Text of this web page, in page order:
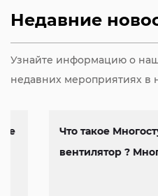
Недавние
Узнайте информацию о
недавних мероприятиях в
Что такое Многоступенчатый центробежный
вентилятор ?